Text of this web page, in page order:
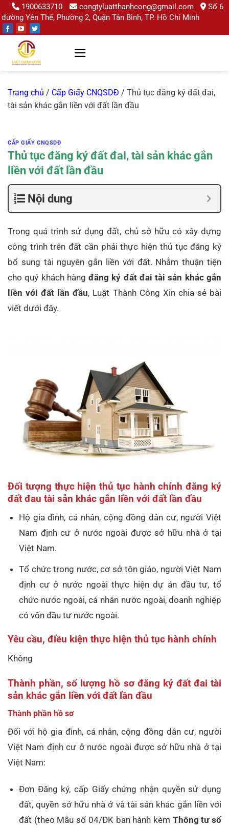
Chuyển
đến
nội
1900633710 congtyluatthanhcong@gmail.com
Số 6
đường Yên Thế, Phường 2, Quận Tân Bình, TP. Hồ Chí Minh
Trang chủ / Cấp Giấy CNQSDĐ / Thủ tục đăng ký đất đai,
tài sản khác gắn liền với đất lần đầu
CẤP GIẤY CNQSDĐ
Thủ tục đăng ký đất đai, tài sản khác gắn
liền với đất lần đầu
Nội dung
Trong quá trình sử dụng đất, chủ sở hữu có xây dựng
công trình trên đất cần phải thực hiện thủ tục đăng ký
bổ sung tài nguyên gắn liền với đất. Nhằm thuận tiện
cho quý khách hàngđăng ký đất đai tài sản khác gắn
liền với đất lần đầu, Luật Thành Công Xin chia sẻ bài
viết dưới đây.
Đối tượng thực hiện thủ tục hành chính đăng ký
đất đau tài sản khác gắn liền với đất lần đầu
Hộ gia đình, cá nhân, cộng đồng dân cư, người Việt
Nam định cư ở nước ngoài được sở hữu nhà ở tại
Việt Nam.
Tổ chức trong nước, cơ sở tôn giáo, người Việt Nam
định cư ở nước ngoài thực hiện dự án đầu tư, tổ
chức nước ngoài, cá nhân nước ngoài, doanh nghiệp
có vốn đầu tư nước ngoài.
Yêu cầu, điều kiện thực hiện thủ tục hành chính
Không
Thành phần, số lượng hồ sơ đăng ký đất đai tài
sản khác gắn liền với đất lần đầu
Thành phần hồ sơ
Đối với hộ gia đình, cá nhân, cộng đồng dân cư, người
Việt Nam định cư ở nước ngoài được sở hữu nhà ở tại
Việt Nam:
Đơn Đăng ký, cấp Giấy chứng nhận quyền sử dụng
đất, quyền sở hữu nhà ở và tài sản khác gắn liền với
đất (theo Mẫu số 04/ĐK ban hành kèm Thông tư số